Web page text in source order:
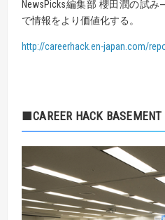
NewsPicks編集部 櫻田潤の試
で情報をより価値化する。
http://careerhack.en-japan.com/
■CAREER HACK